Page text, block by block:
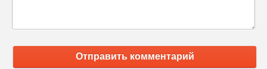
Отправить комментарий